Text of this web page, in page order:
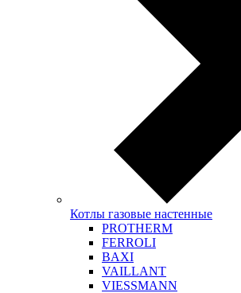
Котлы газовые настенные
PROTHERM
FERROLI
BAXI
VAILLANT
VIESSMANN